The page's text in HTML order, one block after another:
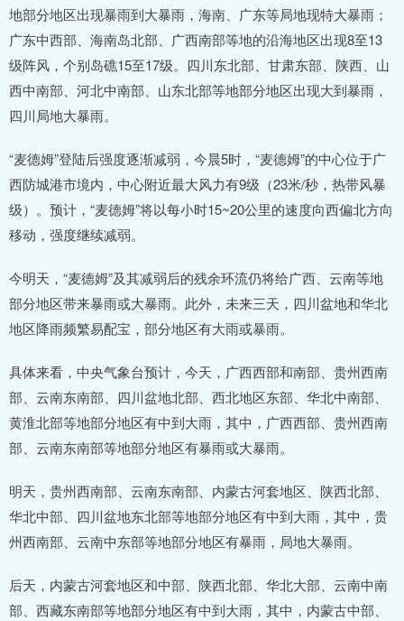
地部分地区出现暴雨到大暴雨，海南、广东等局地现特大暴雨；
广东中西部、海南岛北部、广西南部等地的沿海地区出现8至13
级阵风，个别岛礁15至17级。四川东北部、甘肃东部、陕西、山
西中南部、河北中南部、山东北部等地部分地区出现大到暴雨，
四川局地大暴雨。
“麦德姆”登陆后强度逐渐减弱，今晨5时，“麦德姆”的中心位于广
西防城港市境内，中心附近最大风力有9级（23米/秒，热带风暴
级）。预计，“麦德姆”将以每小时15~20公里的速度向西偏北方向
移动，强度继续减弱。
今明天，“麦德姆”及其减弱后的残余环流仍将给广西、云南等地
部分地区带来暴雨或大暴雨。此外，未来三天，四川盆地和华北
地区降雨频繁易配宝，部分地区有大雨或暴雨。
具体来看，中央气象台预计，今天，广西西部和南部、贵州西南
部、云南东南部、四川盆地北部、西北地区东部、华北中南部、
黄淮北部等地部分地区有中到大雨，其中，广西西部、贵州西南
部、云南东南部等地部分地区有暴雨或大暴雨。
明天，贵州西南部、云南东南部、内蒙古河套地区、陕西北部、
华北中部、四川盆地东北部等地部分地区有中到大雨，其中，贵
州西南部、云南中东部等地部分地区有暴雨，局地大暴雨。
后天，内蒙古河套地区和中部、陕西北部、华北大部、云南中南
部、西藏东南部等地部分地区有中到大雨，其中，内蒙古中部、